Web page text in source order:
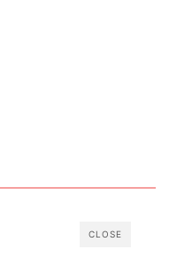
CLOSE